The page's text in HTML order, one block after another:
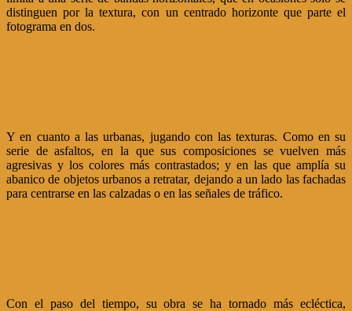
distinguen por la textura, con un centrado horizonte que parte el
fotograma en dos.
Y en cuanto a las urbanas, jugando con las texturas. Como en su
serie de asfaltos, en la que sus composiciones se vuelven más
agresivas y los colores más contrastados; y en las que amplía su
abanico de objetos urbanos a retratar, dejando a un lado las fachadas
para centrarse en las calzadas o en las señales de tráfico.
Con el paso del tiempo, su obra se ha tornado más ecléctica,